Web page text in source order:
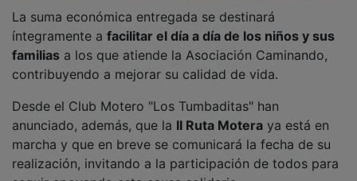
NOTICIAS RELACIONADAS